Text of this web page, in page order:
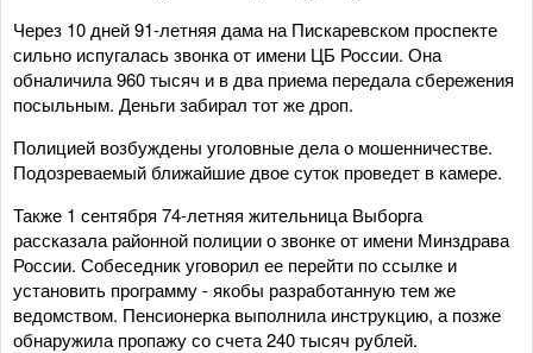
Через 10 дней 91-летняя дама на Пискаревском проспекте
сильно испугалась звонка от имени ЦБ России. Она
обналичила 960 тысяч и в два приема передала сбережения
посыльным. Деньги забирал тот же дроп.
Полицией возбуждены уголовные дела о мошенничестве.
Подозреваемый ближайшие двое суток проведет в камере.
Также 1 сентября 74-летняя жительница Выборга
рассказала районной полиции о звонке от имени Минздрава
России. Собеседник уговорил ее перейти по ссылке и
установить программу - якобы разработанную тем же
ведомством. Пенсионерка выполнила инструкцию, а позже
обнаружила пропажу со счета 240 тысяч рублей.